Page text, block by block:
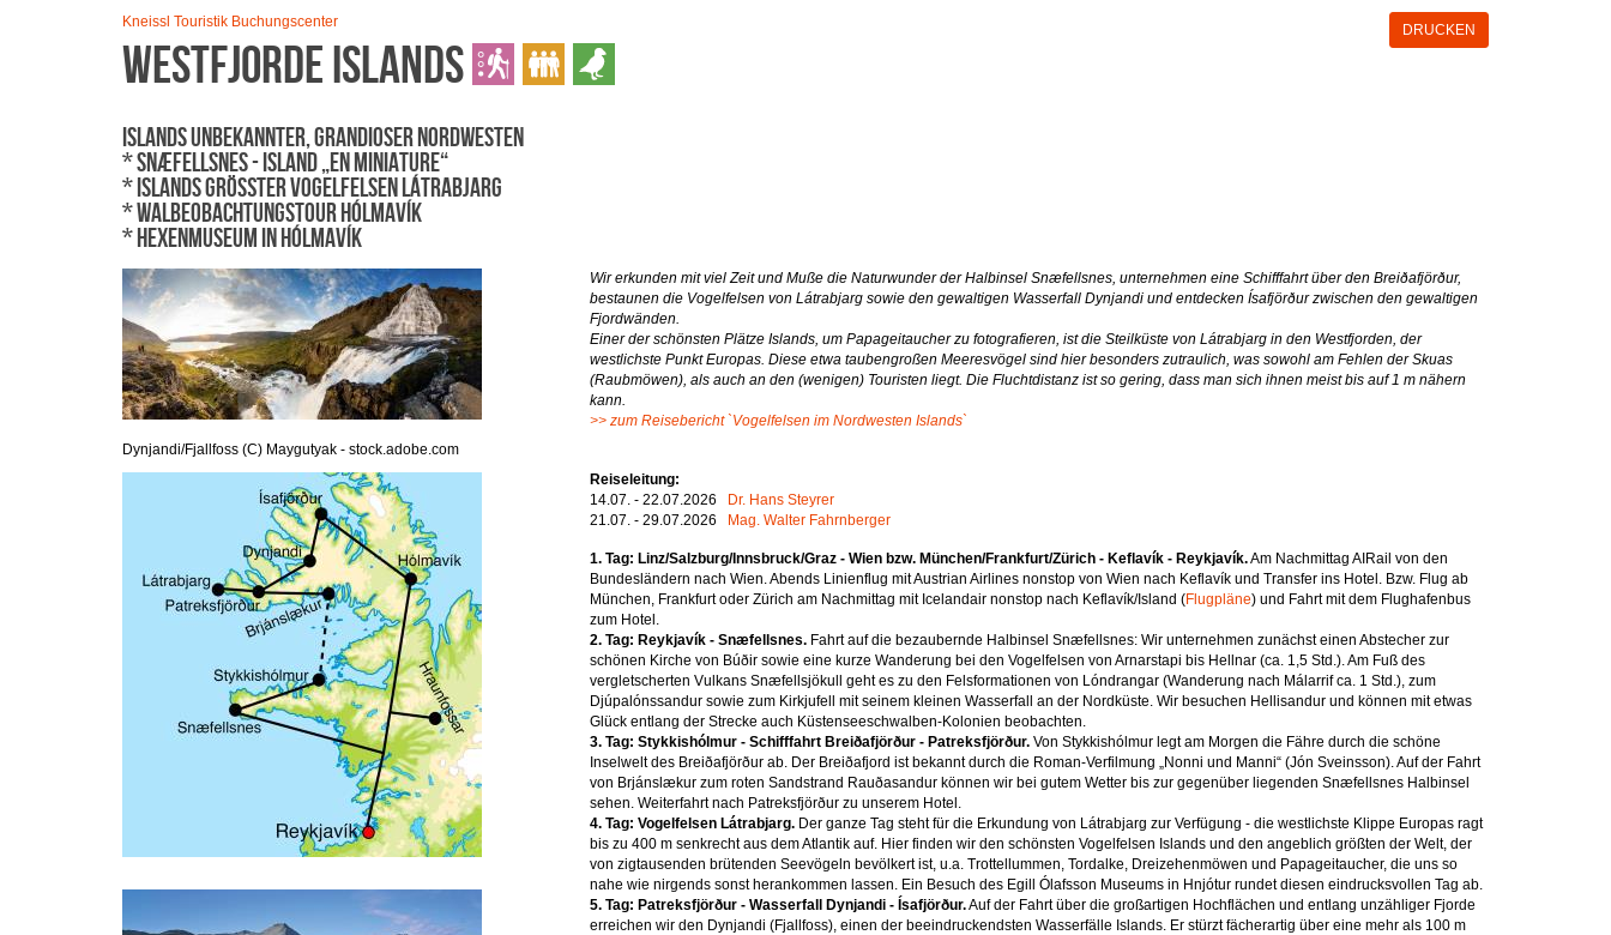
DRUCKEN
Kneissl Touristik Buchungscenter
Westfjorde Islands
Islands unbekannter, grandioser Nordwesten
* Snæfellsnes - Island „en miniature“
* Islands größter Vogelfelsen Látrabjarg
* Walbeobachtungstour Hólmavík
* Hexenmuseum in Hólmavík
Dynjandi/Fjallfoss (C) Maygutyak - stock.adobe.com
Wir erkunden mit viel Zeit und Muße die Naturwunder der Halbinsel Snæfellsnes, unternehmen eine Schifffahrt über den Breiðafjörður,
bestaunen die Vogelfelsen von Látrabjarg sowie den gewaltigen Wasserfall Dynjandi und entdecken Ísafjörður zwischen den gewaltigen
Fjordwänden.
Einer der schönsten Plätze Islands, um Papageitaucher zu fotografieren, ist die Steilküste von Látrabjarg in den Westfjorden, der
westlichste Punkt Europas. Diese etwa taubengroßen Meeresvögel sind hier besonders zutraulich, was sowohl am Fehlen der Skuas
(Raubmöwen), als auch an den (wenigen) Touristen liegt. Die Fluchtdistanz ist so gering, dass man sich ihnen meist bis auf 1 m nähern
kann.
>> zum Reisebericht `Vogelfelsen im Nordwesten Islands`
Reiseleitung:
14.07. - 22.07.2026
Dr. Hans Steyrer
21.07. - 29.07.2026
Mag. Walter Fahrnberger
1. Tag: Linz/Salzburg/Innsbruck/Graz - Wien bzw. München/Frankfurt/Zürich - Keflavík - Reykjavík.Am Nachmittag AIRail von den
Bundesländern nach Wien. Abends Linienflug mit Austrian Airlines nonstop von Wien nach Keflavík und Transfer ins Hotel. Bzw. Flug ab
München, Frankfurt oder Zürich am Nachmittag mit Icelandair nonstop nach Keflavík/Island (Flugpläne) und Fahrt mit dem Flughafenbus
zum Hotel.
2. Tag: Reykjavík - Snæfellsnes. Fahrt auf die bezaubernde Halbinsel Snæfellsnes: Wir unternehmen zunächst einen Abstecher zur
schönen Kirche von Búðir sowie eine kurze Wanderung bei den Vogelfelsen von Arnarstapi bis Hellnar (ca. 1,5 Std.). Am Fuß des
vergletscherten Vulkans Snæfellsjökull geht es zu den Felsformationen von Lóndrangar (Wanderung nach Málarrif ca. 1 Std.), zum
Djúpalónssandur sowie zum Kirkjufell mit seinem kleinen Wasserfall an der Nordküste. Wir besuchen Hellisandur und können mit etwas
Glück entlang der Strecke auch Küstenseeschwalben-Kolonien beobachten.
3. Tag: Stykkishólmur - Schifffahrt Breiðafjörður - Patreksfjörður. Von Stykkishólmur legt am Morgen die Fähre durch die schöne
Inselwelt des Breiðafjörður ab. Der Breiðafjord ist bekannt durch die Roman-Verfilmung „Nonni und Manni“ (Jón Sveinsson). Auf der Fahrt
von Brjánslækur zum roten Sandstrand Rauðasandur können wir bei gutem Wetter bis zur gegenüber liegenden Snæfellsnes Halbinsel
sehen. Weiterfahrt nach Patreksfjörður zu unserem Hotel.
4. Tag: Vogelfelsen Látrabjarg. Der ganze Tag steht für die Erkundung von Látrabjarg zur Verfügung - die westlichste Klippe Europas ragt
bis zu 400 m senkrecht aus dem Atlantik auf. Hier finden wir den schönsten Vogelfelsen Islands und den angeblich größten der Welt, der
von zigtausenden brütenden Seevögeln bevölkert ist, u.a. Trottellummen, Tordalke, Dreizehenmöwen und Papageitaucher, die uns so
nahe wie nirgends sonst herankommen lassen. Ein Besuch des Egill Ólafsson Museums in Hnjótur rundet diesen eindrucksvollen Tag ab.
5. Tag: Patreksfjörður - Wasserfall Dynjandi - Ísafjörður.Auf der Fahrt über die großartigen Hochflächen und entlang unzähliger Fjorde
erreichen wir den Dynjandi (Fjallfoss), einen der beeindruckendsten Wasserfälle Islands. Er stürzt fächerartig über eine mehr als 100 m